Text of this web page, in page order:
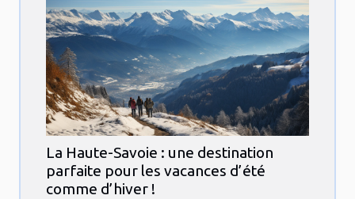
La Haute-Savoie : une destination
parfaite pour les vacances d’été
comme d’hiver !